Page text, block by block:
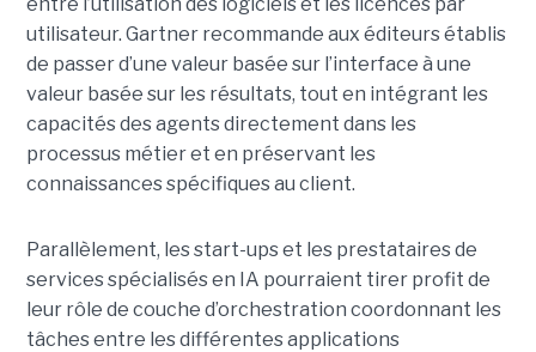
utilisateur. Gartner recommande aux éditeurs établis
de passer d’une valeur basée sur l’interface à une
valeur basée sur les résultats, tout en intégrant les
capacités des agents directement dans les
processus métier et en préservant les
connaissances spécifiques au client.
Parallèlement, les start-ups et les prestataires de
services spécialisés en IA pourraient tirer profit de
leur rôle de couche d’orchestration coordonnant les
tâches entre les différentes applications